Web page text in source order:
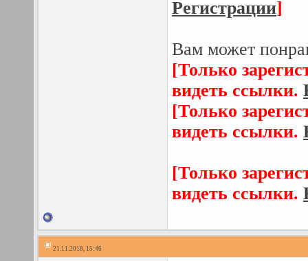
Регистрации]
Вам может
[Только
видеть ссылки.
[Только
видеть ссылки.
[Только
видеть ссылки.
21.11.2018, 15:46